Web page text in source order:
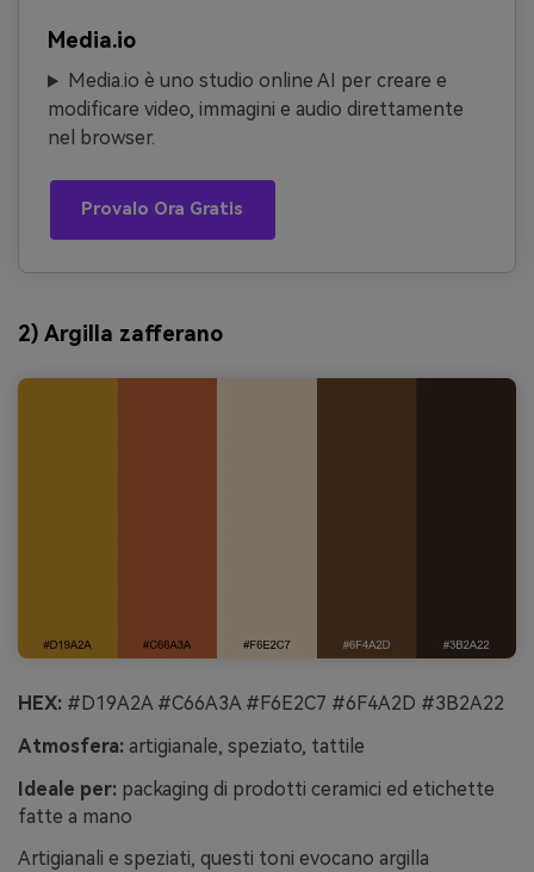
Media.io
Media.io è uno studio online AI per creare e
modificare video, immagini e audio direttamente
nel browser.
Provalo Ora Gratis
2) Argilla zafferano
HEX: #D19A2A #C66A3A #F6E2C7 #6F4A2D #3B2A22
Atmosfera: artigianale, speziato, tattile
Ideale per: packaging di prodotti ceramici ed etichette
fatte a mano
Artigianali e speziati, questi toni evocano argilla